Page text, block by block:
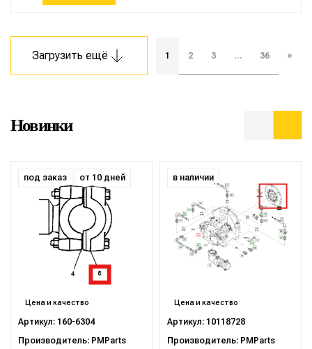
Загрузить ещё 1 2 3 … 36 »
Новинки
под заказ от 10 дней
Цена и качество
Артикул: 160-6304
Производитель: PMParts
в наличии
Цена и качество
Артикул: 10118728
Производитель: PMParts